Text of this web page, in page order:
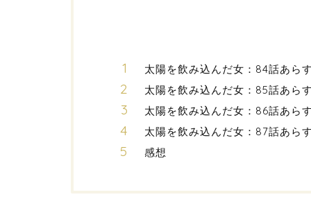
太陽を飲み込んだ女：84話あら
太陽を飲み込んだ女：85話あら
太陽を飲み込んだ女：86話あら
太陽を飲み込んだ女：87話あら
感想